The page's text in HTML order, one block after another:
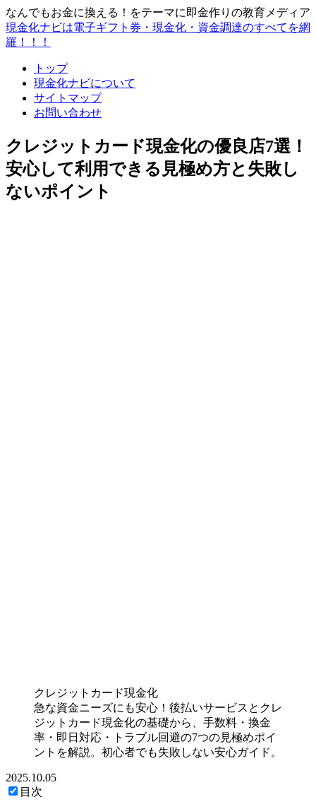
なんでもお金に換える！をテーマに即金作りの教育メディア
現金化ナビは電子ギフト券・現金化・資金調達のすべてを網
羅！！！
トップ
現金化ナビについて
サイトマップ
お問い合わせ
クレジットカード現金化の優良店7選！
安心して利用できる見極め方と失敗し
ないポイント
クレジットカード現金化
急な資金ニーズにも安心！後払いサービスとクレ
ジットカード現金化の基礎から、手数料・換金
率・即日対応・トラブル回避の7つの見極めポイ
ントを解説。初心者でも失敗しない安心ガイド。
2025.10.05
目次